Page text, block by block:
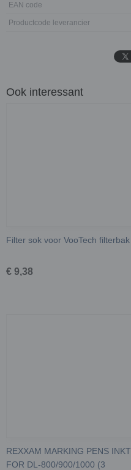
EAN code
Productcode leverancier
Ook interessant
Filter sok voor VooTech filterbak
€ 9,38
REXXAM MARKING PENS INKT
FOR DL-800/900/1000 (3